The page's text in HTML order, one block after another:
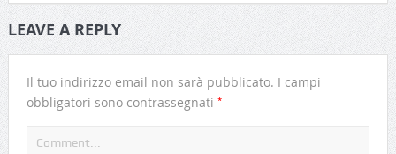
LEAVE A REPLY
Il tuo indirizzo email non sarà pubblicato. I campi
obbligatori sono contrassegnati *